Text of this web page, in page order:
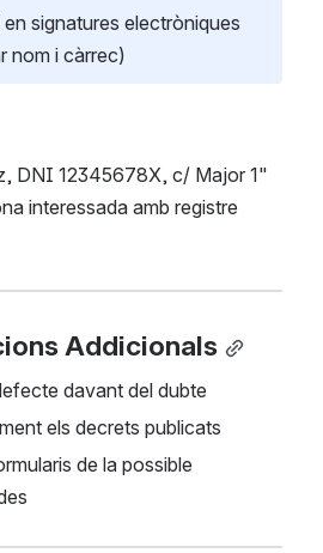
signatures electròniques
nom i càrrec)
DNI 12345678X, c/ Major 1"
interessada amb registre
Addicionals
davant del dubte
els decrets publicats
de la possible